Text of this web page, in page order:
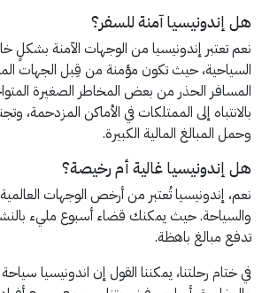
هل إندونيسيا آمنة للسفر؟
نعم تعتبر إندونيسيا من الوجهات الآمنة بشكلٍ
السياحية، حيث تكون مؤمنة من قِبل الجهات
المسافر الحذر من بعض المخاطر الصغيرة
بالانتباه إلى الممتلكات في الأماكن المزدحمة،
وحمل المبالغ المالية الكبيرة.
هل إندونيسيا غالية أم رخيصة؟
نعم، إندونيسيا تُعتبر من أرخص الوجهات
والسياحة. حيث يمكنك قضاء أسبوع مليء
تدفع مبالغ باهظة.
في ختام رحلتنا، يمكننا القول إن اندونيسيا